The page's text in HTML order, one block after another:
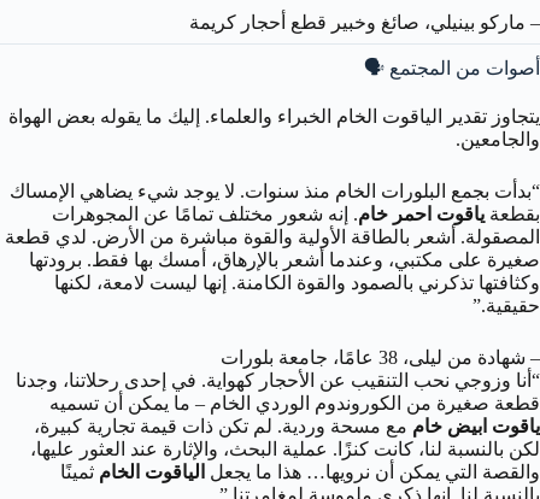
– ماركو بينيلي، صائغ وخبير قطع أحجار كريمة
أصوات من المجتمع 🗣️
يتجاوز تقدير الياقوت الخام الخبراء والعلماء. إليك ما يقوله بعض الهواة
والجامعين.
“بدأت بجمع البلورات الخام منذ سنوات. لا يوجد شيء يضاهي الإمساك
بقطعة ياقوت احمر خام. إنه شعور مختلف تمامًا عن المجوهرات
المصقولة. أشعر بالطاقة الأولية والقوة مباشرة من الأرض. لدي قطعة
صغيرة على مكتبي، وعندما أشعر بالإرهاق، أمسك بها فقط. برودتها
وكثافتها تذكرني بالصمود والقوة الكامنة. إنها ليست لامعة، لكنها
حقيقية.”
– شهادة من ليلى، 38 عامًا، جامعة بلورات
“أنا وزوجي نحب التنقيب عن الأحجار كهواية. في إحدى رحلاتنا، وجدنا
قطعة صغيرة من الكوروندوم الوردي الخام – ما يمكن أن تسميه
ياقوت ابيض خام مع مسحة وردية. لم تكن ذات قيمة تجارية كبيرة،
لكن بالنسبة لنا، كانت كنزًا. عملية البحث، والإثارة عند العثور عليها،
والقصة التي يمكن أن نرويها… هذا ما يجعل الياقوت الخام ثمينًا
بالنسبة لنا. إنها ذكرى ملموسة لمغامرتنا.”